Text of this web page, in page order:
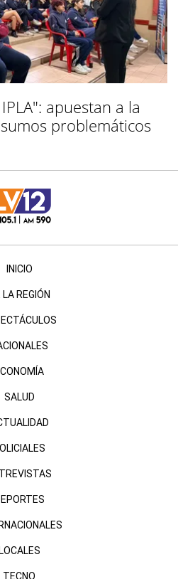
apuestan a la
problemáticos
INICIO
LA REGIÓN
SALUD
LOCALES
TECNO